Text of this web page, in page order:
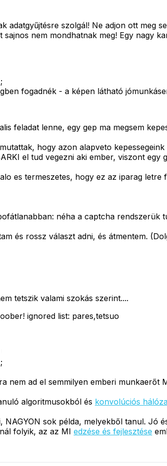
adatgyűjtésre szolgál! Ne adjon ott meg
sajnos nem mondhatnak meg! Egy nagy
fogadnék - a képen látható
feladat lenne, egy gep ma megsem
hogy azon alapveto
el tud vegezni aki ember, viszont egy
es termeszetes, hogy ez az iparag
néha a captcha
és rossz választ adni, és átmentem.
tetszik valami szokás szerint....
ignored list: pares,tetsuo
nem ad el semmilyen emberi
algoritmusokból és konvolúciós
NAGYON sok példa, melyekből tanul. Jó
folyik, az az MI edzése és fejlesztése